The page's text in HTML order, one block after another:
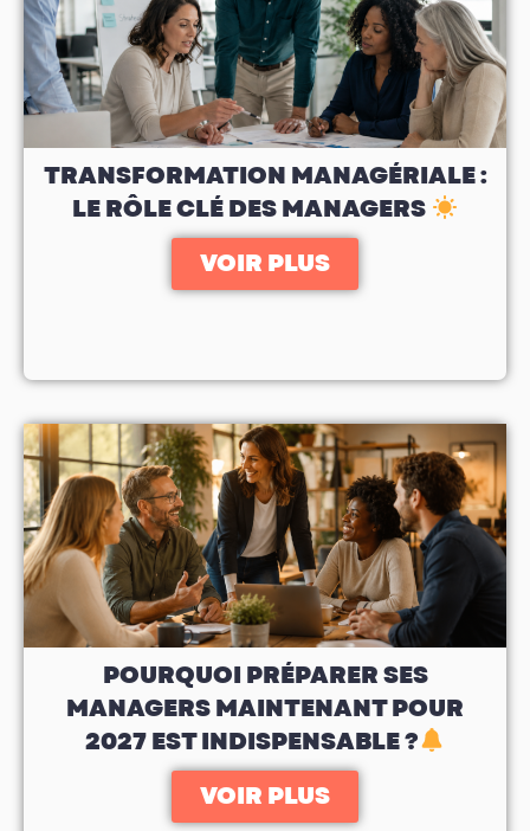
TRANSFORMATION MANAGÉRIALE :
LE RÔLE CLÉ DES MANAGERS
VOIR PLUS
POURQUOI PRÉPARER SES
MANAGERS MAINTENANT POUR
2027 EST INDISPENSABLE ?
VOIR PLUS